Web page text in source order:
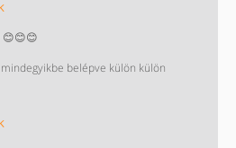
Nagyon köszönöm Nektek! 😊😊😊
belépve külön külön
oldal de majd biztos helyrehozzàk/